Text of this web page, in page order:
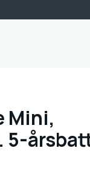
Mini,
5-